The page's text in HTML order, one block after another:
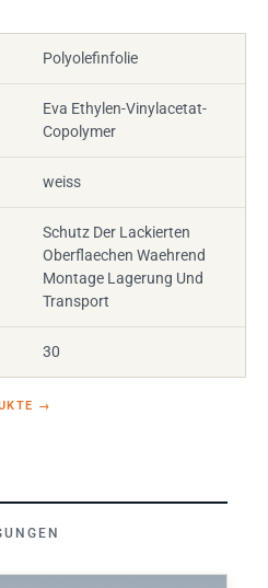
Polyolefinfolie
Eva Ethylen-Vinylacetat-
Copolymer
weiss
Schutz Der Lackierten
Oberflaechen Waehrend
Montage Lagerung Und
Transport
30
→